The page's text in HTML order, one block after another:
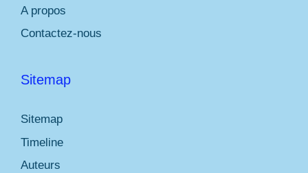
A propos
Contactez-nous
Sitemap
Sitemap
Timeline
Auteurs